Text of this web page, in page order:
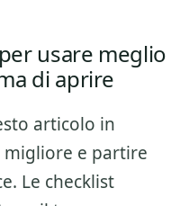
usare meglio
di aprire
articolo in
migliore e partire
Le checklist